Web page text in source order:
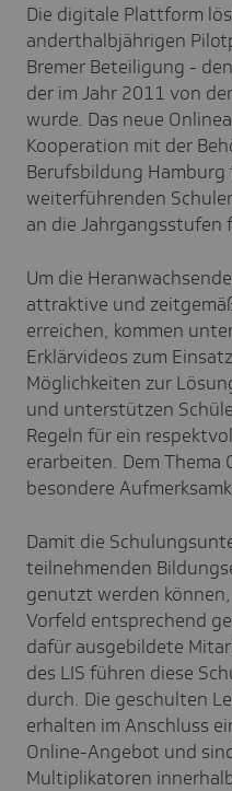
Die digitale Plattform
anderthalbjährigen
Bremer Beteiligung -
der im Jahr 2011 von
wurde. Das neue
Kooperation mit der
Berufsbildung Hamburg
weiterführenden
an die Jahrgangsstufen
Um die
attraktive und
erreichen, kommen
Erklärvideos zum
Möglichkeiten zur
und unterstützen
Regeln für ein
erarbeiten. Dem Thema
besondere
Damit die
teilnehmenden
genutzt werden
Vorfeld entsprechend
dafür ausgebildete
des LIS führen diese
durch. Die geschulten
erhalten im Anschluss
Online-Angebot und
Multiplikatoren